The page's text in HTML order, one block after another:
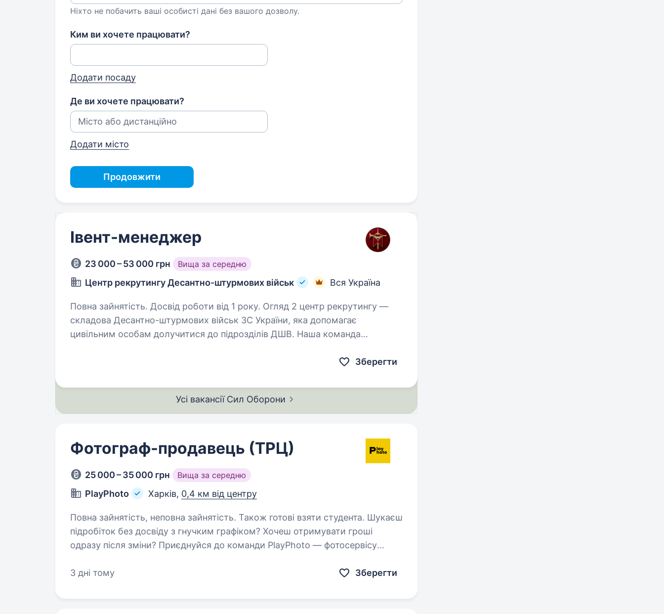
Ніхто не побачить ваші особисті дані без вашого дозволу.
Ким ви хочете працювати?
Додати посаду
Де ви хочете працювати?
Додати місто
Продовжити
Івент-менеджер
23 000 – 53 000 грн Вища за середню
Центр рекрутингу Десантно-штурмових військ Вся Україна
Повна зайнятість. Досвід роботи від 1 року. Огляд 2 центр рекрутингу —
складова Десантно-штурмових військ ЗС України, яка допомагає
цивільним особам долучитися до підрозділів ДШВ. Наша команда
Зберегти
Усі вакансії Сил Оборони
Фотограф-продавець (ТРЦ)
25 000 – 35 000 грн Вища за середню
PlayPhoto Харків, 0,4 км від центру
Повна зайнятість, неповна зайнятість. Також готові взяти студента. Шукаєш
підробіток без досвіду з гнучким графіком? Хочеш отримувати гроші
одразу після зміни? Приєднуйся до команди PlayPhoto — фотосервісу
відвідувачам…
3 дні тому Зберегти